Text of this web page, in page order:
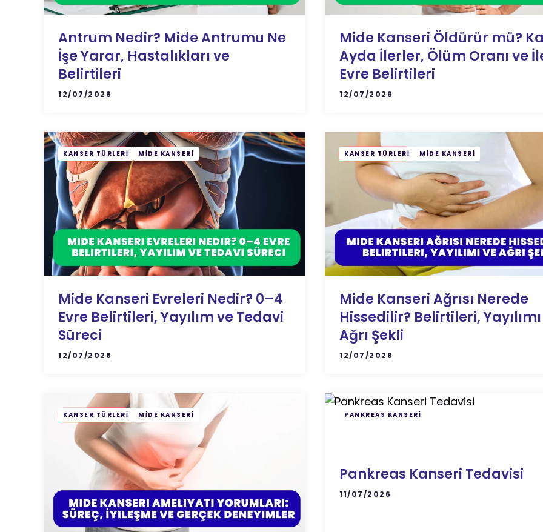
Antrum Nedir? Mide Antrumu Ne
İşe Yarar, Hastalıkları ve
Belirtileri
12/07/2026
Mide Kanseri Öldürür mü?
Ayda İlerler, Ölüm Oranı ve
Evre Belirtileri
12/07/2026
KANSER TÜRLERI MIDE KANSERI
Mide Kanseri Evreleri Nedir? 0–4
Evre Belirtileri, Yayılım ve Tedavi
Süreci
12/07/2026
KANSER TÜRLERI MIDE KANSERI
Mide Kanseri Ağrısı Nerede
Hissedilir? Belirtileri,
Ağrı Şekli
12/07/2026
KANSER TÜRLERI MIDE KANSERI PANKREAS KANSERI
Pankreas Kanseri Tedavisi
11/07/2026